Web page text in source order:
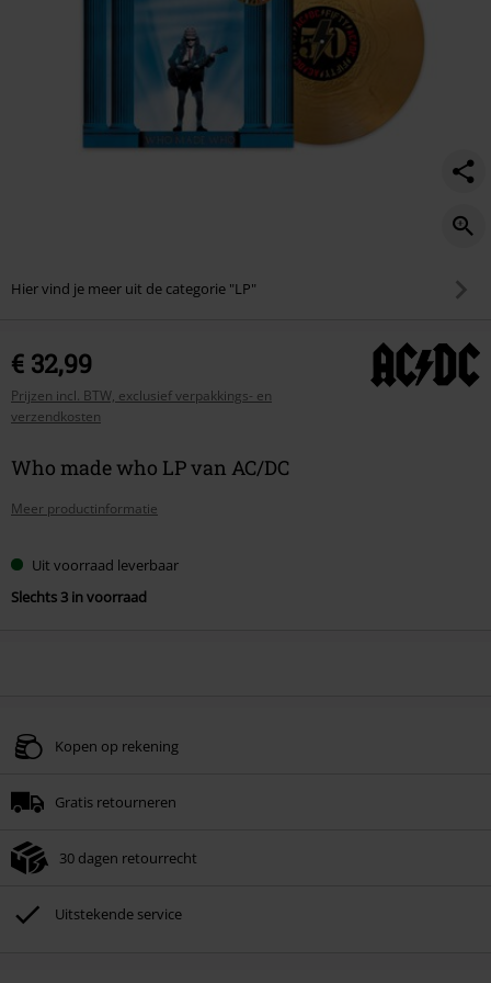
Hier vind je meer uit de categorie "LP"
€ 32,99
Prijzen incl. BTW, exclusief verpakkings- en
verzendkosten
Who made who LP van AC/DC
Meer productinformatie
Uit voorraad leverbaar
Slechts 3 in voorraad
Kopen op rekening
Gratis retourneren
30 dagen retourrecht
Uitstekende service